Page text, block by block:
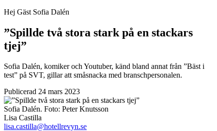
Hej Gäst Sofia Dalén
”Spillde två stora stark på en stackars
tjej”
Sofia Dalén, komiker och Youtuber, känd bland annat från ”Bäst i
test” på SVT, gillar att småsnacka med branschpersonalen.
Publicerad 24 mars 2023
Sofia Dalén. Foto: Peter Knutsson
Lisa Castilla
lisa.castilla@hotellrevyn.se